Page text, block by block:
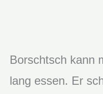
Borschtsch kann
lang essen. Er